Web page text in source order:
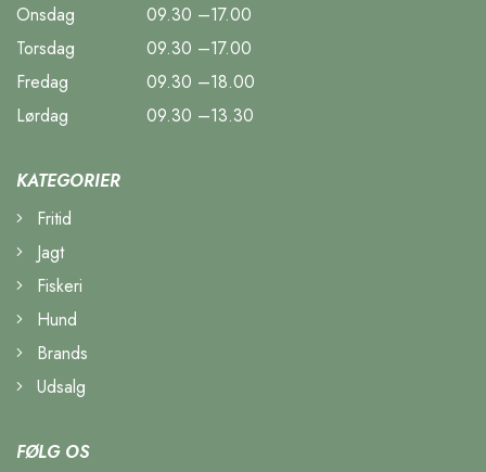
Onsdag
09.30 –17.00
Torsdag
09.30 –17.00
Fredag
09.30 –18.00
Lørdag
09.30 –13.30
KATEGORIER
Fritid
Jagt
Fiskeri
Hund
Brands
Udsalg
FØLG OS